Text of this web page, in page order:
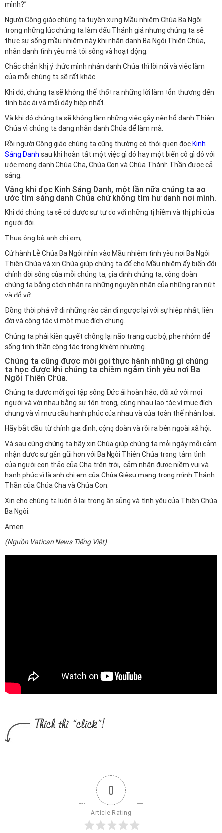
mình?”
Người Công giáo chúng ta tuyên xưng Mầu nhiệm Chúa Ba Ngôi
trong những lúc chúng ta làm dấu Thánh giá nhưng chúng ta sẽ
thực sự sống mầu nhiệm này khi nhân danh Ba Ngôi Thiên Chúa,
nhân danh tình yêu mà tôi sống và hoạt động.
Chắc chắn khị ý thức mình nhân danh Chúa thì lời nói và việc làm
của mỗi chúng ta sẽ rất khác.
Khi đó, chúng ta sẽ không thể thốt ra những lời làm tổn thương đến
tình bác ái và mối dây hiệp nhất.
Và khi đó chúng ta sẽ không làm những việc gây nên hổ danh Thiên
Chúa vì chúng ta đang nhân danh Chúa để làm mà.
Rồi người Công giáo chúng ta cũng thường có thói quen đọcKinh
Sáng Danh sau khi hoàn tất một việc gì đó hay một biến cố gì đó với
ước mong danh Chúa Cha, Chúa Con và Chúa Thánh Thần được cả
sáng.
Vâng khi đọc Kinh Sáng Danh, một lần nữa chúng ta ao
ước tìm sáng danh Chúa chứ không tìm hư danh nơi mình.
Khi đó chúng ta sẽ có được sự tự do với những tị hiềm và thị phi của
người đời.
Thua ông bà anh chị em,
Cử hành Lễ Chúa Ba Ngôi nhìn vào Mầu nhiệm tình yêu nơi Ba Ngôi
Thiên Chúa và xin Chúa giúp chúng ta để cho Mầu nhiệm ấy biến đổi
chính đời sống của mỗi chúng ta, gia đình chúng ta, cộng đoàn
chúng ta bằng cách nhận ra những nguyên nhân của những rạn nứt
và đổ vỡ.
Đồng thời phá vỡ đi những rào cản đi ngược lại với sự hiệp nhất, liên
đới và cộng tác vì một mục đích chung.
Chúng ta phải kiên quyết chống lại não trạng cục bộ, phe nhóm để
sống tinh thần cộng tác trong khiêm nhường.
Chúng ta cũng được mời gọi thực hành những gì chúng
ta học được khi chúng ta chiêm ngắm tình yêu nơi Ba
Ngôi Thiên Chúa.
Chúng ta được mời gọi tập sống Đức ái hoàn hảo, đối xử với mọi
người và với nhau bằng sự tôn trọng, cùng nhau lao tác vì mục đích
chung và vì mưu cầu hạnh phúc của nhau và của toàn thể nhân loại.
Hãy bắt đầu từ chính gia đình, cộng đoàn và rồi ra bên ngoài xã hội.
Và sau cùng chúng ta hãy xin Chúa giúp chúng ta mỗi ngày mỗi cảm
nhận được sự gần gũi hơn với Ba Ngôi Thiên Chúa trọng tâm tình
của người con thảo của Cha trên trời, cảm nhận được niềm vui và
hạnh phúc vì là anh chị em của Chúa Giêsu mang trong mình Thánh
Thần của Chúa Cha và Chúa Con.
Xin cho chúng ta luôn ở lại trong ân sủng và tình yêu của Thiên Chúa
Ba Ngôi.
Amen
(Nguồn Vatican News Tiếng Việt)
0
Article Rating